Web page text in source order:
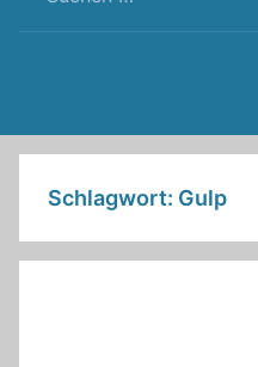
Schlagwort: Gulp